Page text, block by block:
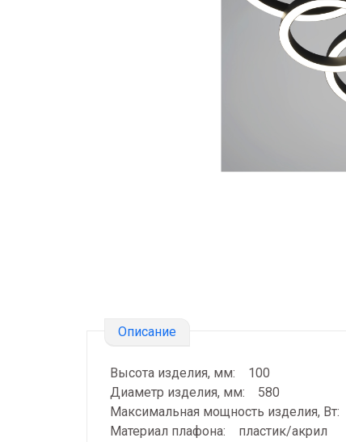
Описание
Высота изделия, мм: 100
Диаметр изделия, мм: 580
Максимальная мощность изделия,
Материал плафона: пластик/акрил